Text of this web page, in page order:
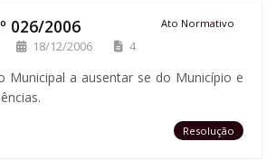
026/2006 Ato Normativo
18/12/2006 4
Municipal a ausentar se do Município e
Resolução